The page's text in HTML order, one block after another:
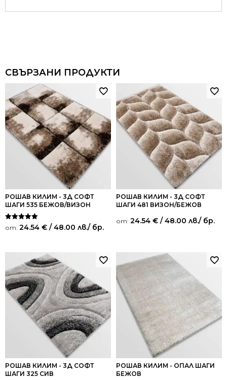
СВЪРЗАНИ ПРОДУКТИ
РОШАВ КИЛИМ - 3Д СОФТ
ШАГИ 535 БЕЖОВ/ВИЗОН
Оценено на
5.00
от: 24.54 € / 48.00 лв./ бр.
РОШАВ КИЛИМ - 3Д СОФТ
ШАГИ 481 ВИЗОН/БЕЖОВ
от: 24.54 € / 48.00 лв./ бр.
РОШАВ КИЛИМ - 3Д СОФТ
ШАГИ 325 СИВ
РОШАВ КИЛИМ - ОПАЛ ШАГИ
БЕЖОВ